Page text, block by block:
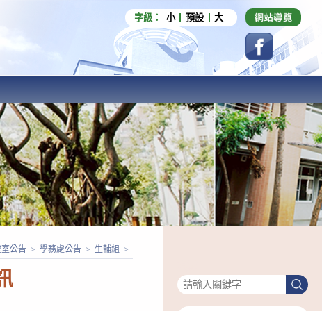
字級： 小 預設 大
公告 > 學務處公告 > 生輔組 >
搜
尋